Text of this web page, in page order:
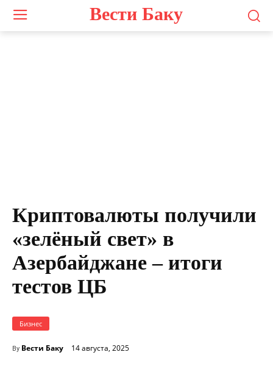
Вести Баку
Криптовалюты получили
«зелёный свет» в
Азербайджане – итоги
тестов ЦБ
Бизнес
By Вести Баку 14 августа, 2025